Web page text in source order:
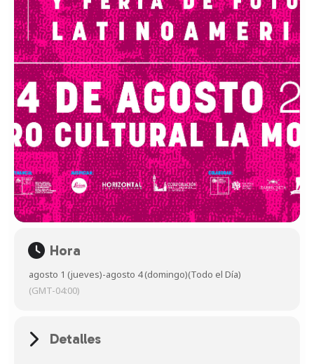
Hora
agosto 1 (jueves)-agosto 4 (domingo)(Todo el Día)
(GMT-04:00)
Detalles